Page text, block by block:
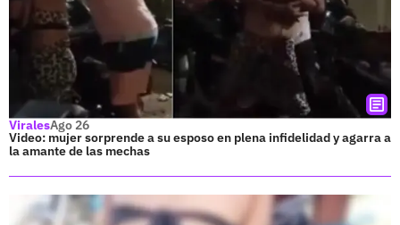
ViralesAgo 26
Video: mujer sorprende a su esposo en plena infidelidad y agarra a
la amante de las mechas